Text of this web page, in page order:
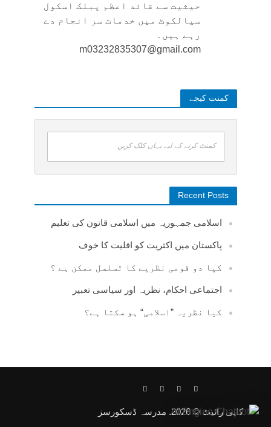
حیثیت سے قائد اعظم پبلک اسکول
سیالکوٹ میں خدمات سر انجام دے
رہے ہیں۔
m03232835307@gmail.com
کمنت کیجے
کمنٹ کرنے کے لیے یہاں کلک کریں
Recent Posts
اسلامی جمہوریہ میں اسلامی قانون کی تعلیم
پاکستان میں اکثریت کو اقلیت کا خوف
کیا دو قومی نظریے کا تسلسل ممکن ہے ؟
اجتماعی احکام، نظریہ اور سیاسی تعبیر
کیا نظریہ ”اسلامی“ ہو سکتا ہے؟
کاپی رائیٹ © 2026. مدرسہ ڈسکورسز